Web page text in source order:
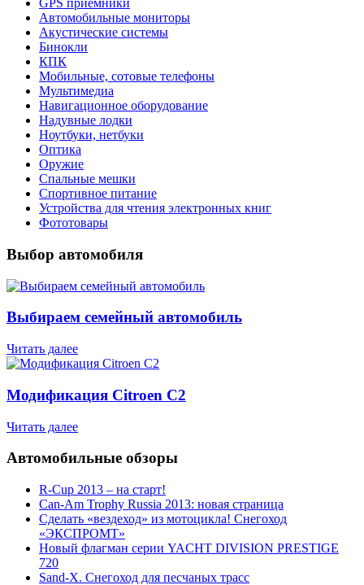
GPS приемники
Автомобильные мониторы
Акустические системы
Бинокли
КПК
Мобильные, сотовые телефоны
Мультимедиа
Навигационное оборудование
Надувные лодки
Ноутбуки, нетбуки
Оптика
Оружие
Спальные мешки
Спортивное питание
Устройства для чтения электронных книг
Фототовары
Выбор автомобиля
Выбираем семейный автомобиль
Читать далее
Модификация Citroen С2
Читать далее
Автомобильные обзоры
R-Cup 2013 – на старт!
Can-Am Trophy Russia 2013: новая страница
Сделать «вездеход» из мотоцикла! Снегоход
«ЭКСПРОМТ»
Новый флагман серии YACHT DIVISION PRESTIGE
720
Sand-X. Снегоход для песчаных трасс